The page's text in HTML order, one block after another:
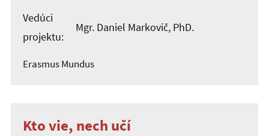
Vedúci
projektu:
Mgr. Daniel Markovič, PhD.
Erasmus Mundus
Kto vie, nech učí